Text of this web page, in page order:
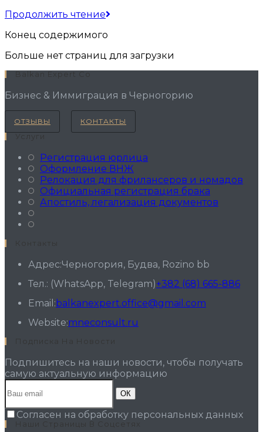
Продолжить чтениеРазрешение
работу
Черногории
Конец содержимого
Больше нет страниц для загрузки
Бизнес & Иммиграция в Черногорию
ОТЗЫВЫ КОНТАКТЫ
Услуги
Регистрация юрлица
Оформление ВНЖ
Релокация для фрилансеров и номадов
Официальная регистрация брака
Апостиль, легализация документов
Адрес:Черногория, Будва, Rozino bb
Тел.: (WhatsApp, Telegram)+382 (68) 665-886
Email:balkanexpert.office@gmail.com
Website:mneconsult.ru
Подписка На Новости
Подпишитесь на наши новости, чтобы получать
самую актуальную информацию
ОК
Согласен на обработку персональных данных
Наши Страницы В Соцсетях